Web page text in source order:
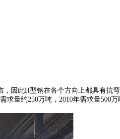
因此H型钢在各个方向上都具有抗
量约250万吨，2010年需求量500